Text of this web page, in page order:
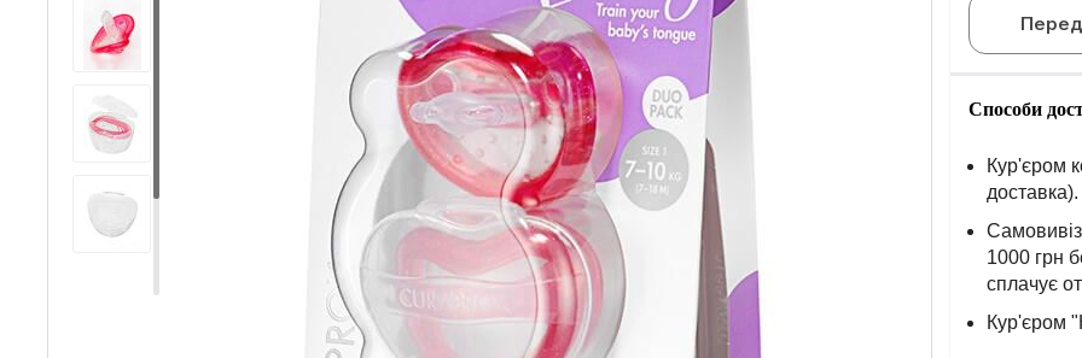
Способи
Кур'єром
доставка).
1000 грн
сплачує
Кур'єром